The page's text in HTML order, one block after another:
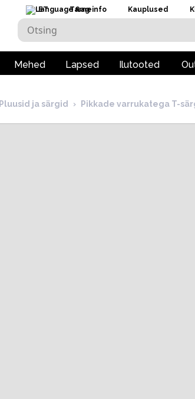
ET Tarneinfo Kauplused
Mehed Lapsed Ilutooted
Pluusid ja särgid › Pikkade varrukatega T-